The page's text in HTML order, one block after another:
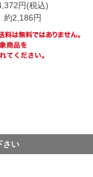
円(税込)
約2,186円
さい